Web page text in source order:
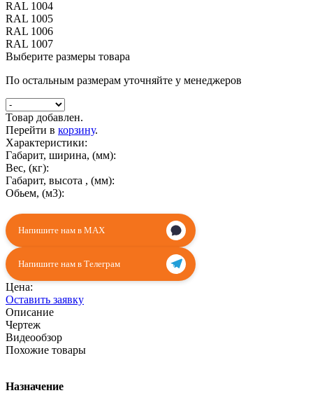
RAL 1004
RAL 1005
RAL 1006
RAL 1007
Выберите размеры товара
По остальным размерам уточняйте у менеджеров
Товар добавлен.
Перейти в корзину.
Характеристики:
Габарит, ширина, (мм):
Вес, (кг):
Габарит, высота , (мм):
Обьем, (м3):
Напишите нам в MAX
Напишите нам в Телеграм
Цена:
Оставить заявку
Описание
Чертеж
Видеообзор
Похожие товары
Назначение